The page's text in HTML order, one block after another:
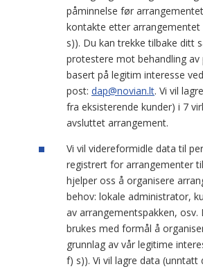
påminnelse før
kontakte etter arrangementet
s)). Du kan trekke tilbake ditt
protestere mot behandling av
basert på legitim interesse
post: dap@novian.lt. Vi vil
fra eksisterende kunder) i 7
avsluttet arrangement.
Vi vil videreformidle data til
registrert for arrangementer
hjelper oss å organisere
behov: lokale administrator,
av arrangementspakken, osv.
brukes med formål å
grunnlag av vår legitime
f) s)). Vi vil lagre data (unntatt